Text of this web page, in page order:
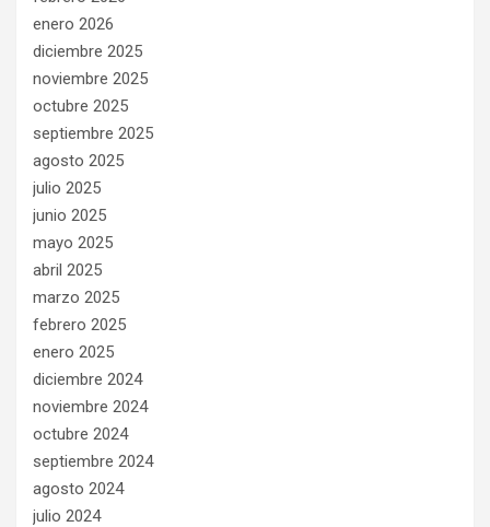
enero 2026
diciembre 2025
noviembre 2025
octubre 2025
septiembre 2025
agosto 2025
julio 2025
junio 2025
mayo 2025
abril 2025
marzo 2025
febrero 2025
enero 2025
diciembre 2024
noviembre 2024
octubre 2024
septiembre 2024
agosto 2024
julio 2024